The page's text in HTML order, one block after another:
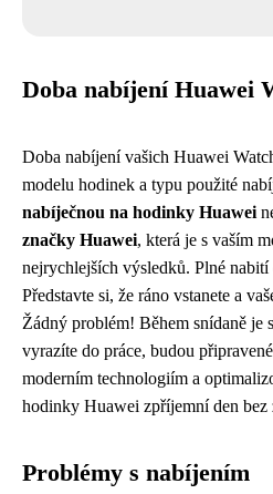
Doba nabíjení Huawei
Doba nabíjení vašich Huawei
modelu hodinek a typu použité
nabíječnou na hodinky Huawei
značky Huawei, která je s vaším
nejrychlejších výsledků. Plné
Představte si, že ráno vstanete a
Žádný problém! Během snídaně je
vyrazíte do práce, budou
moderním technologiím a
hodinky Huawei zpříjemní den bez
Problémy s nabíjením